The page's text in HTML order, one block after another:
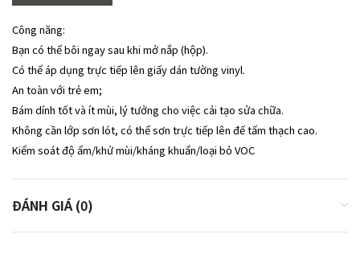
Công năng:
Bạn có thể bôi ngay sau khi mở nắp (hộp).
Có thể áp dụng trực tiếp lên giấy dán tường vinyl.
An toàn với trẻ em;
Bám dính tốt và ít mùi, lý tưởng cho việc cải tạo sửa chữa.
Không cần lớp sơn lót, có thể sơn trực tiếp lên đế tấm thạch cao.
Kiểm soát độ ẩm/khử mùi/kháng khuẩn/loại bỏ VOC
ĐÁNH GIÁ (0)